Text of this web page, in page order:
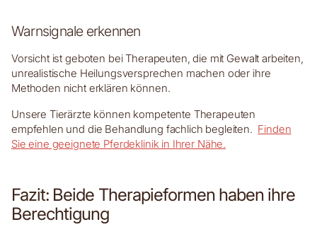
Warnsignale erkennen
Vorsicht ist geboten bei Therapeuten, die mit Gewalt arbeiten,
unrealistische Heilungsversprechen machen oder ihre
Methoden nicht erklären können.
Unsere Tierärzte können kompetente Therapeuten
empfehlen und die Behandlung fachlich begleiten. Finden
Sie eine geeignete Pferdeklinik in Ihrer Nähe.
Fazit: Beide Therapieformen haben ihre
Berechtigung